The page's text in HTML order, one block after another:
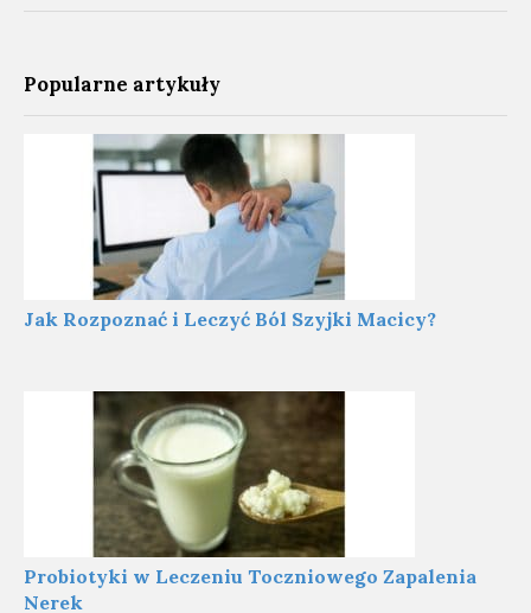
Popularne artykuły
Jak Rozpoznać i Leczyć Ból Szyjki Macicy?
Probiotyki w Leczeniu Toczniowego Zapalenia
Nerek